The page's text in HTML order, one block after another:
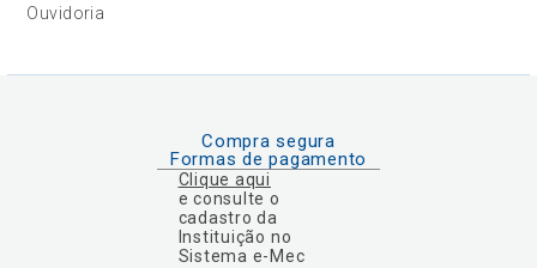
Ouvidoria
Compra segura
Formas de pagamento
Clique aqui
e consulte o
cadastro da
Instituição no
Sistema e-Mec